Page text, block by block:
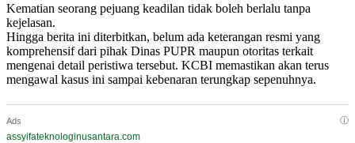
Kematian seorang pejuang keadilan tidak boleh berlalu tanpa
kejelasan.
Hingga berita ini diterbitkan, belum ada keterangan resmi yang
komprehensif dari pihak Dinas PUPR maupun otoritas terkait
mengenai detail peristiwa tersebut. KCBI memastikan akan terus
mengawal kasus ini sampai kebenaran terungkap sepenuhnya.
Ads ⓘ
assyifateknologinusantara.com